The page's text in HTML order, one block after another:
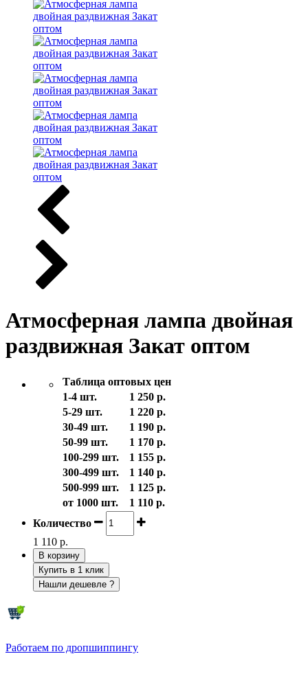
Атмосферная лампа двойная
раздвижная Закат оптом
Таблица оптовых цен
1-4 шт.
1 250 р.
5-29 шт.
1 220 р.
30-49 шт.
1 190 р.
50-99 шт.
1 170 р.
100-299 шт.
1 155 р.
300-499 шт.
1 140 р.
500-999 шт.
1 125 р.
от 1000 шт.
1 110 р.
Количество
1 110 р.
В корзину
Купить в 1 клик
Нашли дешевле ?
Работаем по дропшиппингу